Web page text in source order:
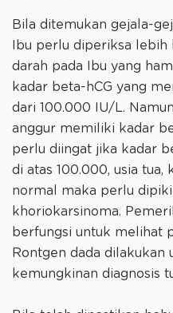
Bila ditemukan gejala-
Ibu perlu diperiksa
darah pada Ibu yang
kadar beta-hCG yang
dari 100.000 IU/L.
anggur memiliki kadar
perlu diingat jika kadar
di atas 100.000, usia
normal maka perlu
khoriokarsinoma.
berfungsi untuk melihat
Rontgen dada dilakukan
kemungkinan diagnosis